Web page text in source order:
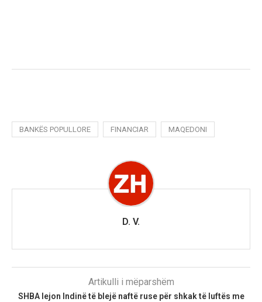
BANKËS POPULLORE FINANCIAR MAQEDONI
D. V.
Artikulli i mëparshëm
SHBA lejon Indinë të blejë naftë ruse për shkak të luftës me